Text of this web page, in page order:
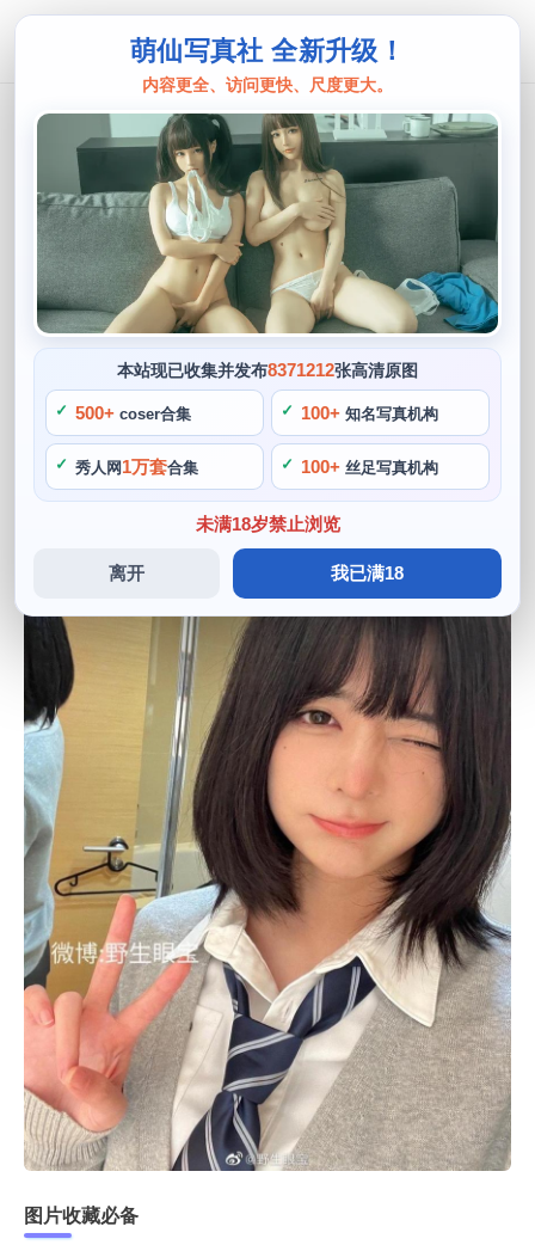
萌仙写真社 全新升级！
内容更全、访问更快、尺度更大。
本站现已收集并发布8371212张高清原图
500+ coser合集 100+ 知名写真机构
秀人网 1万套合集 100+ 丝足写真机构
未满18岁禁止浏览
离开 我已满18
眼酱大魔王
图片收藏必备！眼酱大魔王悠宝最新图
包来袭
阙知风
2024 年 5 月 26 日 18:17:39
428
首页 > 眼酱大魔王 > 正文
眼酱大魔王是一位著名的cos博主，还有她最新的造型设计和
化妆技巧，那么眼酱大魔王的作品一定是你收藏必不可少的对
象。尤其是对于死亡笔记，那么这个图包可一定是你不可错过
的，这次她的cosplay主题为“冷血公主”。
图片收藏必备